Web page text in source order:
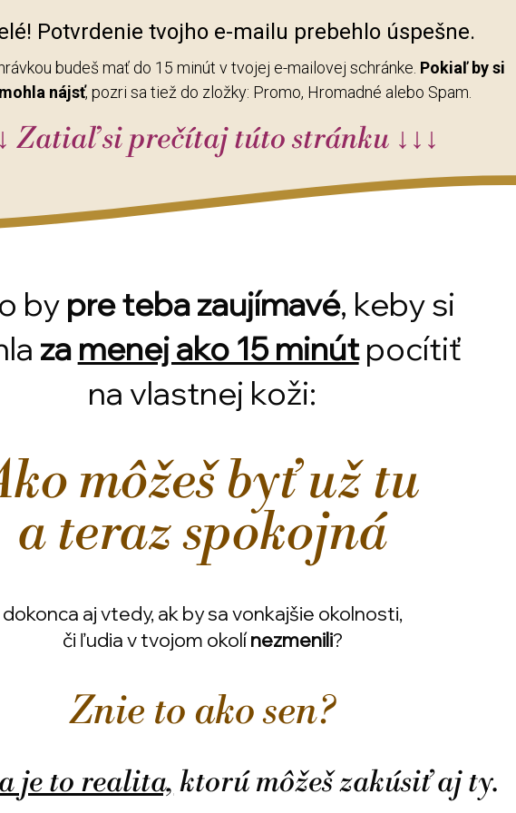
Potvrdenie tvojho e-mailu prebehlo úspešne.
budeš mať do 15 minút v tvojej e-mailovej schránke. Pokiaľ by si
nájsť, pozri sa tiež do zložky: Promo, Hromadné alebo Spam.
Zatiaľ si prečítaj túto stránku ↓↓↓
by pre teba zaujímavé, keby si
za menej ako 15 minútpocítiť
na vlastnej koži:
môžeš byť už tu
a teraz spokojná
dokonca aj vtedy, ak by sa vonkajšie okolnosti,
či ľudia v tvojom okolínezmenili?
Znie to ako sen?
je to realita, ktorú môžeš zakúsiť aj ty.